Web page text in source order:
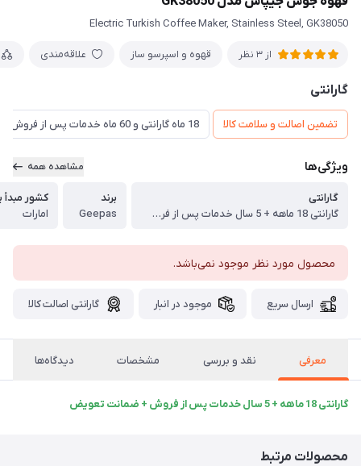
Electric Turkish Coffee Maker, Stainless Steel, GK38050
از 3 نظر قهوه و اسپرسو ساز علاقه‌مندی
گارانتی
تضمین اصالت و سلامت کالا 18 ماه گارانتی و 60 ماه خدمات پس از فروش و ضمانت تعویض
ویژگی‌ها مشاهده همه
گارانتی
گارانتی 18 ماهه + 5 سال خدمات پس از فروش + ضمانت تعویض
برند
Geepas
کشور مبدأ
امارات
محصول مورد نظر موجود نمی‌باشد.
ارسال سریع موجود در انبار گارانتی اصالت کالا
معرفی نقد و بررسی مشخصات دیدگاه‌ها
گارانتی 18 ماهه + 5 سال خدمات پس از فروش + ضمانت تعویض
محصولات مرتبط